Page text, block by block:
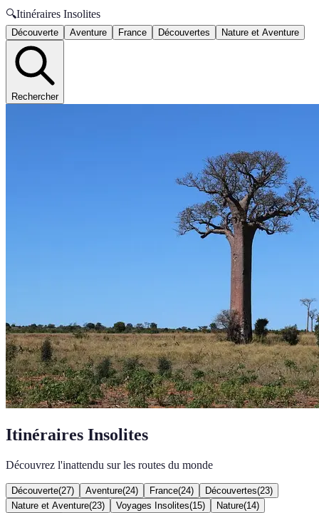
🔍Itinéraires Insolites
Découverte Aventure France Découvertes Nature et Aventure
Rechercher
Itinéraires Insolites
Découvrez l'inattendu sur les routes du monde
Découverte(27) Aventure(24) France(24) Découvertes(23)
Nature et Aventure(23) Voyages Insolites(15) Nature(14)